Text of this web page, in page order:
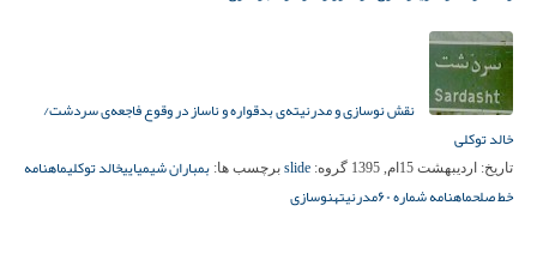
نقش نوسازی و مدرنیته‌ی بدقواره و ناساز در وقوع فاجعه‌ی سردشت/
خالد توکلی
تاریخ: اردیبهشت 15ام, 1395 گروه: slide برچسب ها: بمباران شیمیاییخالد توکلیماهنامه
خط صلحماهنامه شماره ۶۰ مدرنیتهنوسازی